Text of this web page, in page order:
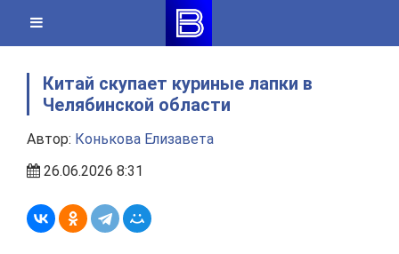
content
Китай скупает куриные лапки в
Челябинской области
Автор: Конькова Елизавета
26.06.2026 8:31